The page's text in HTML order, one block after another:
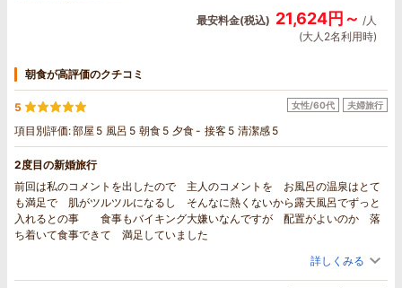
最安料金(税込) 21,624円～ /人
(大人2名利用時)
朝食が高評価のクチコミ
5
項目別評価:部屋 5 風呂 5 朝食 5 夕食- 接客 5 清潔感 5
女性/60代 夫婦旅行
2度目の新婚旅行
前回は私のコメントを出したので 主人のコメントを お風呂の温泉はとて
も満足で 肌がツルツルになるし そんなに熱くないから露天風呂でずっと
入れるとの事 食事もバイキング大嫌いなんですが 配置がよいのか 落
ち着いて食事できて 満足していました
詳しくみる